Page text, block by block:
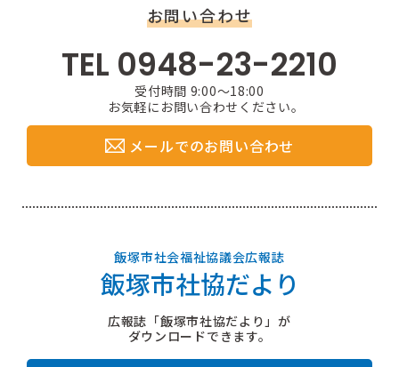
お問い合わせ
TEL 0948-23-2210
受付時間 9:00〜18:00
お気軽にお問い合わせください。
メールでのお問い合わせ
飯塚市社会福祉協議会広報誌
飯塚市社協だより
広報誌「飯塚市社協だより」が
ダウンロードできます。